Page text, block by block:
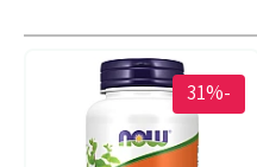
-31%